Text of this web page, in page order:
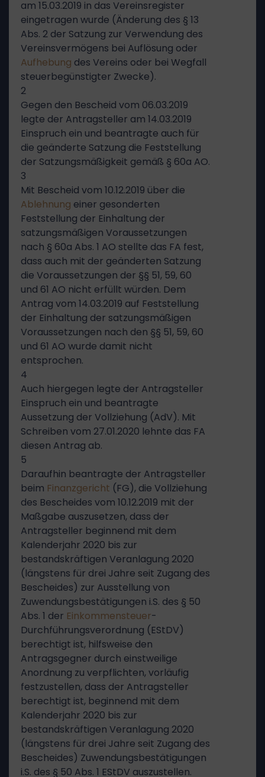
am 15.03.2019 in das Vereinsregister
eingetragen wurde (Änderung des § 13
Abs. 2 der Satzung zur Verwendung des
Vereinsvermögens bei Auflösung oder
Aufhebung des Vereins oder bei Wegfall
steuerbegünstigter Zwecke).
2
Gegen den Bescheid vom 06.03.2019
legte der Antragsteller am 14.03.2019
Einspruch ein und beantragte auch für
die geänderte Satzung die Feststellung
der Satzungsmäßigkeit gemäß § 60a AO.
3
Mit Bescheid vom 10.12.2019 über die
Ablehnung einer gesonderten
Feststellung der Einhaltung der
satzungsmäßigen Voraussetzungen
nach § 60a Abs. 1 AO stellte das FA fest,
dass auch mit der geänderten Satzung
die Voraussetzungen der §§ 51, 59, 60
und 61 AO nicht erfüllt würden. Dem
Antrag vom 14.03.2019 auf Feststellung
der Einhaltung der satzungsmäßigen
Voraussetzungen nach den §§ 51, 59, 60
und 61 AO wurde damit nicht
entsprochen.
4
Auch hiergegen legte der Antragsteller
Einspruch ein und beantragte
Aussetzung der Vollziehung (AdV). Mit
Schreiben vom 27.01.2020 lehnte das FA
diesen Antrag ab.
5
Daraufhin beantragte der Antragsteller
beim Finanzgericht (FG), die Vollziehung
des Bescheides vom 10.12.2019 mit der
Maßgabe auszusetzen, dass der
Antragsteller beginnend mit dem
Kalenderjahr 2020 bis zur
bestandskräftigen Veranlagung 2020
(längstens für drei Jahre seit Zugang des
Bescheides) zur Ausstellung von
Zuwendungsbestätigungen i.S. des § 50
Abs. 1 der Einkommensteuer-
Durchführungsverordnung (EStDV)
berechtigt ist, hilfsweise den
Antragsgegner durch einstweilige
Anordnung zu verpflichten, vorläufig
festzustellen, dass der Antragsteller
berechtigt ist, beginnend mit dem
Kalenderjahr 2020 bis zur
bestandskräftigen Veranlagung 2020
(längstens für drei Jahre seit Zugang des
Bescheides) Zuwendungsbestätigungen
i.S. des § 50 Abs. 1 EStDV auszustellen.